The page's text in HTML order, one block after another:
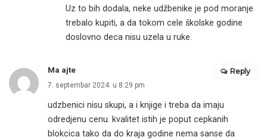
Uz to bih dodala, neke udžbenike je pod moranje
trebalo kupiti, a da tokom cele školske godine
doslovno deca nisu uzela u ruke.
Ma ajte
7. septembar 2024. u 8:29 pm
udzbenici nisu skupi, a i knjige i treba da imaju
odredjenu cenu. kvalitet istih je poput cepkanih
blokcica tako da do kraja godine nema sanse da
Reply